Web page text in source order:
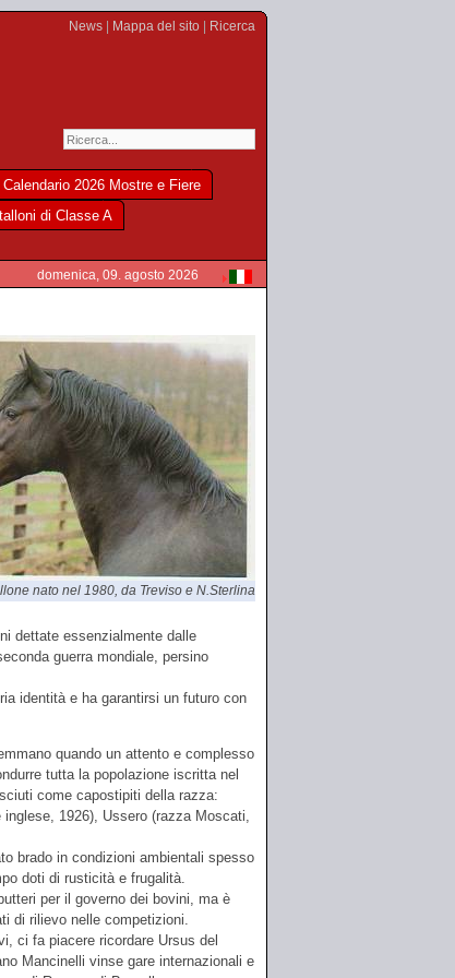
News Mappa del sito Ricerca
Calendario 2026 Mostre e Fiere
di Classe A
domenica, 09. agosto 2026
nato nel 1980, da Treviso e N.Sterlina
dettate essenzialmente dalle
guerra mondiale, persino
identità e ha garantirsi un futuro con
quando un attento e complesso
tutta la popolazione iscritta nel
come capostipiti della razza:
1926), Ussero (razza Moscati,
brado in condizioni ambientali spesso
doti di rusticità e frugalità.
per il governo dei bovini, ma è
di rilievo nelle competizioni.
ci fa piacere ricordare Ursus del
Mancinelli vinse gare internazionali e